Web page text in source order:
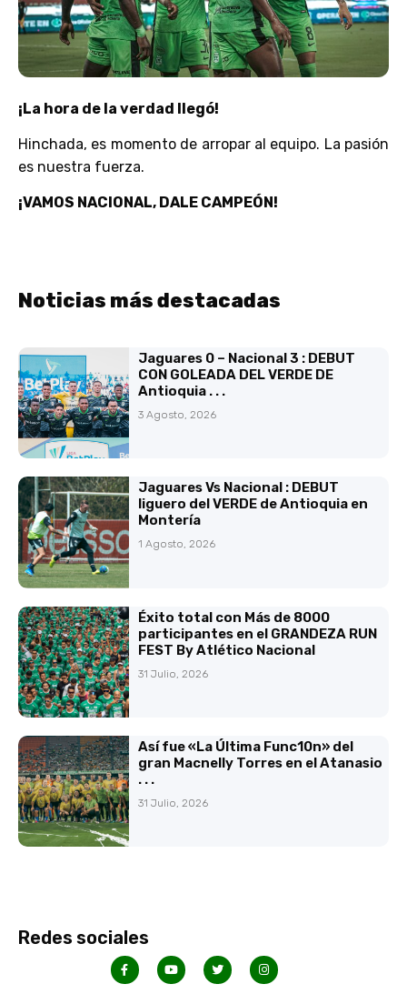
¡La hora de la verdad llegó!
Hinchada, es momento de arropar al equipo. La pasión
es nuestra fuerza.
¡VAMOS NACIONAL, DALE CAMPEÓN!
Noticias más destacadas
Jaguares 0 – Nacional 3 : DEBUT
CON GOLEADA DEL VERDE DE
Antioquia . . .
3 Agosto, 2026
Jaguares Vs Nacional : DEBUT
liguero del VERDE de Antioquia en
Montería
1 Agosto, 2026
Éxito total con Más de 8000
participantes en el GRANDEZA RUN
FEST By Atlético Nacional
31 Julio, 2026
Así fue «La Última Func10n» del
gran Macnelly Torres en el Atanasio
. . .
31 Julio, 2026
Redes sociales